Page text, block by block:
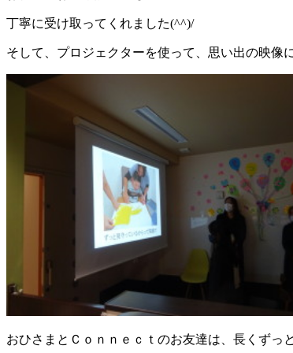
丁寧に受け取ってくれました(^^)/
そして、プロジェクターを使って、思い出の映像
おひさまとＣｏｎｎｅｃｔのお友達は、長くずっ